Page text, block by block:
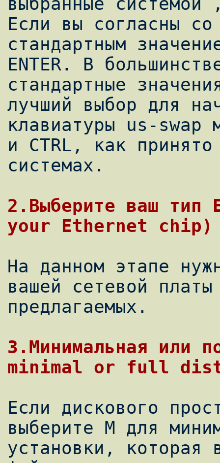
Если вы согласны со
стандартным
ENTER. В
стандартные
лучший выбор для
клавиатуры us-swap
и CTRL, как принято
системах.
2.Выберите ваш
На данном этапе
вашей сетевой
предлагаемых.
3.Минимальная или
Если дискового
выберите M для
установки, которая